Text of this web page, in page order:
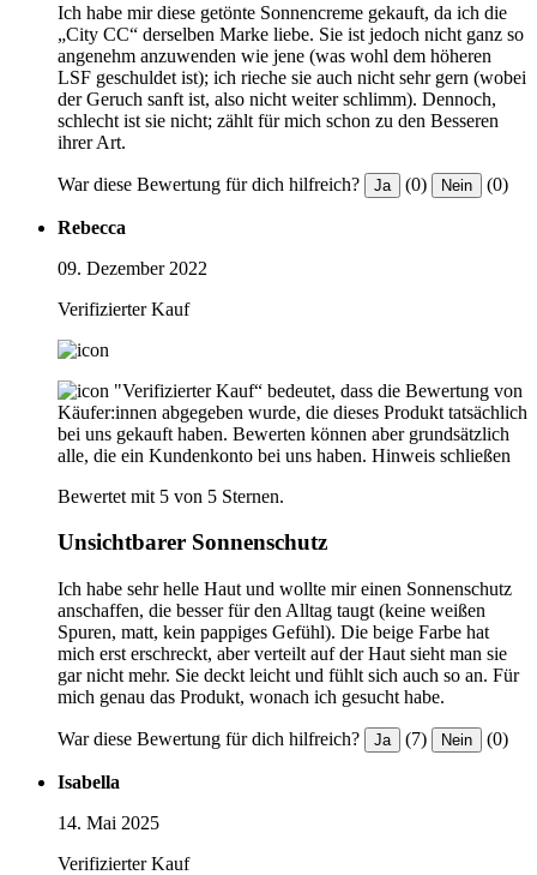
Ich habe mir diese getönte Sonnencreme gekauft, da ich die
„City CC“ derselben Marke liebe. Sie ist jedoch nicht ganz so
angenehm anzuwenden wie jene (was wohl dem höheren
LSF geschuldet ist); ich rieche sie auch nicht sehr gern (wobei
der Geruch sanft ist, also nicht weiter schlimm). Dennoch,
schlecht ist sie nicht; zählt für mich schon zu den Besseren
ihrer Art.
War diese Bewertung für dich hilfreich? Ja (0) Nein (0)
Rebecca
09. Dezember 2022
Verifizierter Kauf
"Verifizierter Kauf“ bedeutet, dass die Bewertung von
Käufer:innen abgegeben wurde, die dieses Produkt tatsächlich
bei uns gekauft haben. Bewerten können aber grundsätzlich
alle, die ein Kundenkonto bei uns haben. Hinweis schließen
Bewertet mit 5 von 5 Sternen.
Unsichtbarer Sonnenschutz
Ich habe sehr helle Haut und wollte mir einen Sonnenschutz
anschaffen, die besser für den Alltag taugt (keine weißen
Spuren, matt, kein pappiges Gefühl). Die beige Farbe hat
mich erst erschreckt, aber verteilt auf der Haut sieht man sie
gar nicht mehr. Sie deckt leicht und fühlt sich auch so an. Für
mich genau das Produkt, wonach ich gesucht habe.
War diese Bewertung für dich hilfreich? Ja (7) Nein (0)
Isabella
14. Mai 2025
Verifizierter Kauf